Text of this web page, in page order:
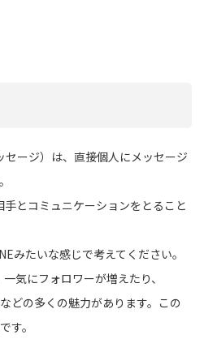
ージ）は、直接個人にメッセージ
とコミュニケーションをとること
みたいな感じで考えてください。
気にフォロワーが増えたり、
どの多くの魅力があります。この
す。